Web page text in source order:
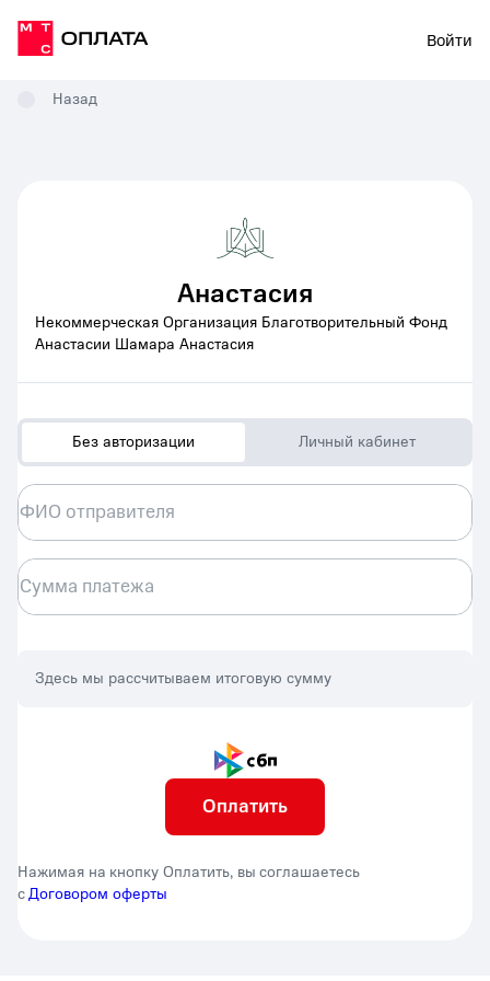
Войти
Назад
Анастасия
Некоммерческая Организация Благотворительный Фонд
Анастасии Шамара Анастасия
Без авторизации Личный кабинет
ФИО отправителя
Сумма платежа
Здесь мы рассчитываем итоговую сумму
Нажимая на кнопку Оплатить, вы соглашаетесь
сДоговором оферты
Оплатить